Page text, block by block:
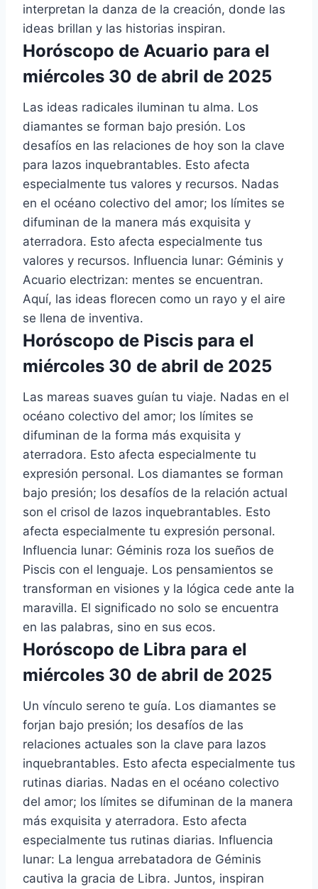
interpretan la danza de la creación, donde las
ideas brillan y las historias inspiran.
Horóscopo de Acuario para el
miércoles 30 de abril de 2025
Las ideas radicales iluminan tu alma. Los
diamantes se forman bajo presión. Los
desafíos en las relaciones de hoy son la clave
para lazos inquebrantables. Esto afecta
especialmente tus valores y recursos. Nadas
en el océano colectivo del amor; los límites se
difuminan de la manera más exquisita y
aterradora. Esto afecta especialmente tus
valores y recursos. Influencia lunar: Géminis y
Acuario electrizan: mentes se encuentran.
Aquí, las ideas florecen como un rayo y el aire
se llena de inventiva.
Horóscopo de Piscis para el
miércoles 30 de abril de 2025
Las mareas suaves guían tu viaje. Nadas en el
océano colectivo del amor; los límites se
difuminan de la forma más exquisita y
aterradora. Esto afecta especialmente tu
expresión personal. Los diamantes se forman
bajo presión; los desafíos de la relación actual
son el crisol de lazos inquebrantables. Esto
afecta especialmente tu expresión personal.
Influencia lunar: Géminis roza los sueños de
Piscis con el lenguaje. Los pensamientos se
transforman en visiones y la lógica cede ante la
maravilla. El significado no solo se encuentra
en las palabras, sino en sus ecos.
Horóscopo de Libra para el
miércoles 30 de abril de 2025
Un vínculo sereno te guía. Los diamantes se
forjan bajo presión; los desafíos de las
relaciones actuales son la clave para lazos
inquebrantables. Esto afecta especialmente tus
rutinas diarias. Nadas en el océano colectivo
del amor; los límites se difuminan de la manera
más exquisita y aterradora. Esto afecta
especialmente tus rutinas diarias. Influencia
lunar: La lengua arrebatadora de Géminis
cautiva la gracia de Libra. Juntos, inspiran